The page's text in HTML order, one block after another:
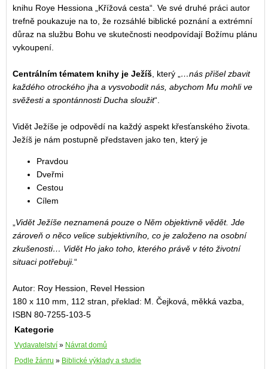
knihu Roye Hessiona „Křížová cesta“. Ve své druhé práci autor
trefně poukazuje na to, že rozsáhlé biblické poznání a extrémní
důraz na službu Bohu ve skutečnosti neodpovídají Božímu plánu
vykoupení.
Centrálním tématem knihy je Ježíš , který „ …nás přišel zbavit
každého otrockého jha a vysvobodit nás, abychom Mu mohli ve
svěžesti a spontánnosti Ducha sloužit“.
Vidět Ježíše je odpovědí na každý aspekt křesťanského života.
Ježíš je nám postupně představen jako ten, který je
Pravdou
Dveřmi
Cestou
Cílem
Vidět Ježíše neznamená pouze o Něm objektivně vědět. Jde
zároveň o něco velice subjektivního, co je založeno na osobní
zkušenosti… Vidět Ho jako toho, kterého právě v této životní
situaci potřebuji.“
Autor: Roy Hession, Revel Hession
180 x 110 mm, 112 stran, překlad: M. Čejková, měkká vazba,
ISBN 80-7255-103-5
Kategorie
Vydavatelství » Návrat domů
Podle žánru » Biblické výklady a studie